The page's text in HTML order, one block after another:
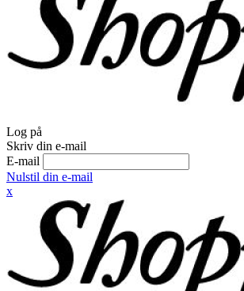
Log på
Skriv din e-mail
E-mail
Nulstil din e-mail
x